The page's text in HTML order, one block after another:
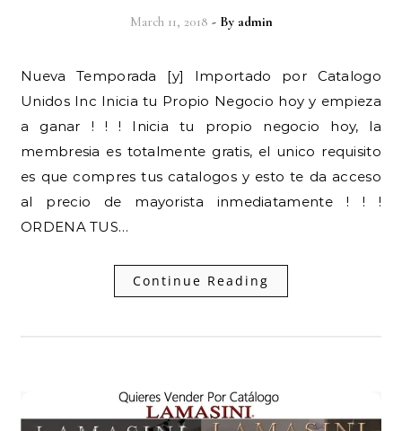
March 11, 2018 - By admin
Nueva Temporada [y] Importado por Catalogo
Unidos Inc Inicia tu Propio Negocio hoy y empieza
a ganar ! ! ! Inicia tu propio negocio hoy, la
membresia es totalmente gratis, el unico requisito
es que compres tus catalogos y esto te da acceso
al precio de mayorista inmediatamente ! ! !
ORDENA TUS…
Continue Reading